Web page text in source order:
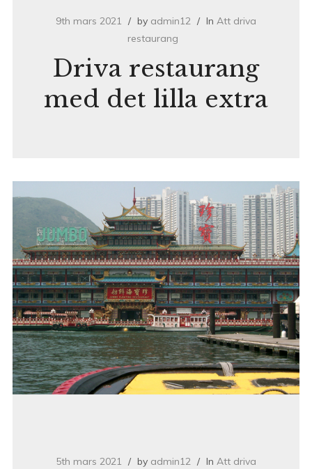
9th mars 2021 by admin12 In Att driva
restaurang
Driva restaurang
med det lilla extra
5th mars 2021 by admin12 In Att driva